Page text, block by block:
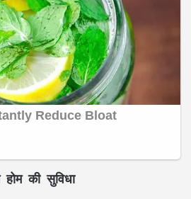
होम की सुविधा